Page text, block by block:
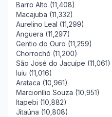
Barro Alto (11,408)
Macajuba (11,332)
Aurelino Leal (11,299)
Anguera (11,297)
Gentio do Ouro (11,259)
Chorrochó (11,200)
São José do Jacuípe (11,061)
Iuiu (11,016)
Arataca (10,961)
Marcionílio Souza (10,951)
Itapebi (10,882)
Jitaúna (10,808)